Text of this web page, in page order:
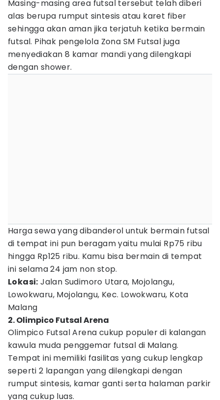
Masing-masing area futsal tersebut telah diberi
alas berupa rumput sintesis atau karet fiber
sehingga akan aman jika terjatuh ketika bermain
futsal. Pihak pengelola Zona SM Futsal juga
menyediakan 8 kamar mandi yang dilengkapi
dengan shower.
Harga sewa yang dibanderol untuk bermain futsal
di tempat ini pun beragam yaitu mulai Rp75 ribu
hingga Rp125 ribu. Kamu bisa bermain di tempat
ini selama 24 jam non stop.
Lokasi: Jalan Sudimoro Utara, Mojolangu,
Lowokwaru, Mojolangu, Kec. Lowokwaru, Kota
Malang
2. Olimpico Futsal Arena
Olimpico Futsal Arena cukup populer di kalangan
kawula muda penggemar futsal di Malang.
Tempat ini memiliki fasilitas yang cukup lengkap
seperti 2 lapangan yang dilengkapi dengan
rumput sintesis, kamar ganti serta halaman parkir
yang cukup luas.